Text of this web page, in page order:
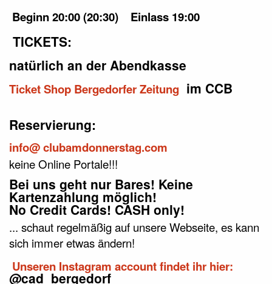
Beginn 20:00 (20:30) Einlass 19:00
TICKETS:
natürlich an der Abendkasse
Ticket Shop Bergedorfer Zeitung im CCB
Reservierung:
info@ clubamdonnerstag.com
keine Online Portale!!!
Bei uns geht nur Bares! Keine
Kartenzahlung möglich!
No Credit Cards! CASH only!
... schaut regelmäßig auf unsere Webseite, es kann
sich immer etwas ändern!
Unseren Instagram account findet ihr hier:
@cad_bergedorf